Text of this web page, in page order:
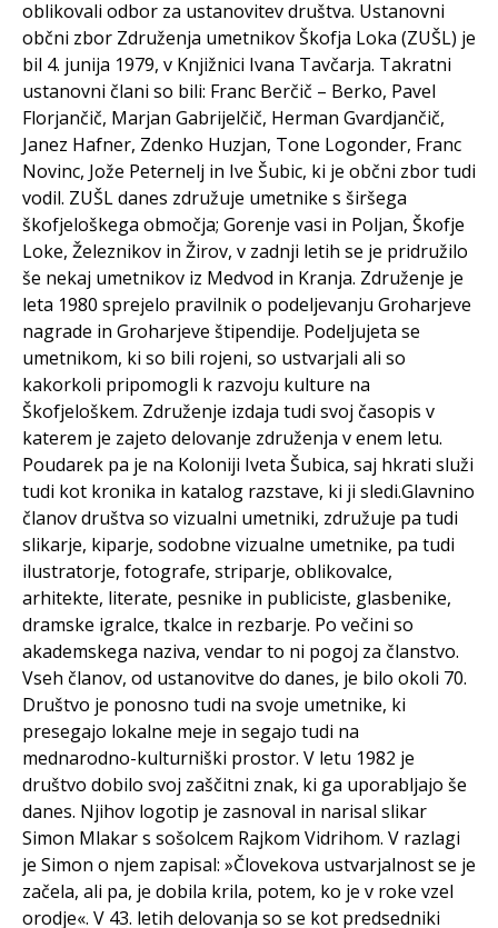
oblikovali odbor za ustanovitev društva. Ustanovni
občni zbor Združenja umetnikov Škofja Loka (ZUŠL) je
bil 4. junija 1979, v Knjižnici Ivana Tavčarja. Takratni
ustanovni člani so bili: Franc Berčič – Berko, Pavel
Florjančič, Marjan Gabrijelčič, Herman Gvardjančič,
Janez Hafner, Zdenko Huzjan, Tone Logonder, Franc
Novinc, Jože Peternelj in Ive Šubic, ki je občni zbor tudi
vodil. ZUŠL danes združuje umetnike s širšega
škofjeloškega območja; Gorenje vasi in Poljan, Škofje
Loke, Železnikov in Žirov, v zadnji letih se je pridružilo
še nekaj umetnikov iz Medvod in Kranja. Združenje je
leta 1980 sprejelo pravilnik o podeljevanju Groharjeve
nagrade in Groharjeve štipendije. Podeljujeta se
umetnikom, ki so bili rojeni, so ustvarjali ali so
kakorkoli pripomogli k razvoju kulture na
Škofjeloškem. Združenje izdaja tudi svoj časopis v
katerem je zajeto delovanje združenja v enem letu.
Poudarek pa je na Koloniji Iveta Šubica, saj hkrati služi
tudi kot kronika in katalog razstave, ki ji sledi.Glavnino
članov društva so vizualni umetniki, združuje pa tudi
slikarje, kiparje, sodobne vizualne umetnike, pa tudi
ilustratorje, fotografe, striparje, oblikovalce,
arhitekte, literate, pesnike in publiciste, glasbenike,
dramske igralce, tkalce in rezbarje. Po večini so
akademskega naziva, vendar to ni pogoj za članstvo.
Vseh članov, od ustanovitve do danes, je bilo okoli 70.
Društvo je ponosno tudi na svoje umetnike, ki
presegajo lokalne meje in segajo tudi na
mednarodno-kulturniški prostor. V letu 1982 je
društvo dobilo svoj zaščitni znak, ki ga uporabljajo še
danes. Njihov logotip je zasnoval in narisal slikar
Simon Mlakar s sošolcem Rajkom Vidrihom. V razlagi
je Simon o njem zapisal: »Človekova ustvarjalnost se je
začela, ali pa, je dobila krila, potem, ko je v roke vzel
orodje«. V 43. letih delovanja so se kot predsedniki